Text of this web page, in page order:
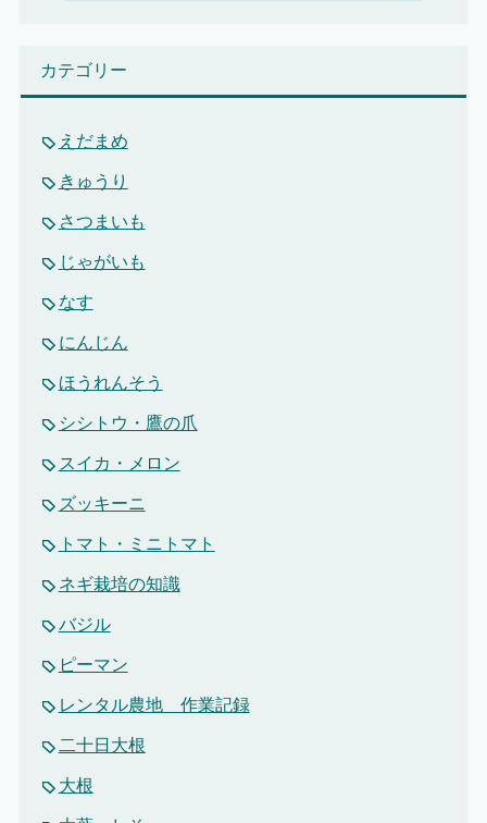
カテゴリー
えだまめ
きゅうり
さつまいも
じゃがいも
なす
にんじん
ほうれんそう
シシトウ・鷹の爪
スイカ・メロン
ズッキーニ
トマト・ミニトマト
ネギ栽培の知識
バジル
ピーマン
レンタル農地 作業記録
二十日大根
大根